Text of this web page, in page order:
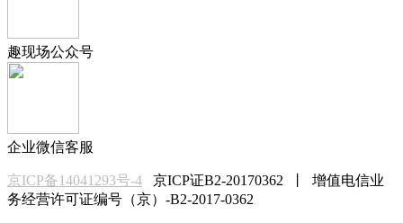
趣现场公众号
企业微信客服
京ICP备14041293号-4 京ICP证B2-20170362 丨 增值电信业
务经营许可证编号（京）-B2-2017-0362